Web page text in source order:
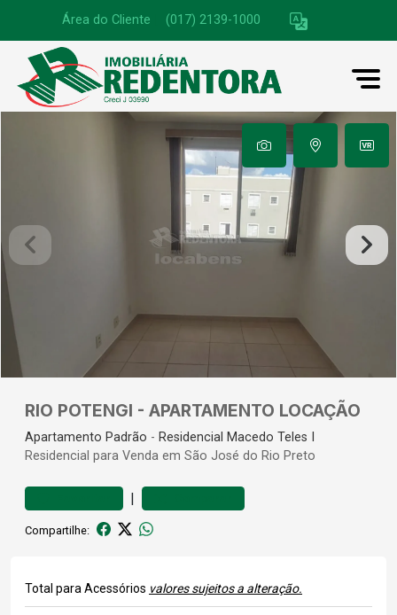
Área do Cliente (017) 2139-1000
RIO POTENGI - APARTAMENTO LOCAÇÃO
Apartamento Padrão - Residencial Macedo Teles I
Residencial para Venda em São José do Rio Preto
|
Compartilhe:
Total para Acessórios valores sujeitos a alteração.